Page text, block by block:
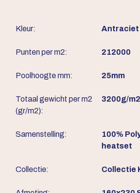
Kleur: Antraciet
Punten per m2: 212000
Poolhoogte mm: 25mm
Totaal gewicht per m2
(gr/m2):
3200g/m2
Samenstelling:
100%
heatset
Collectie: Collectie